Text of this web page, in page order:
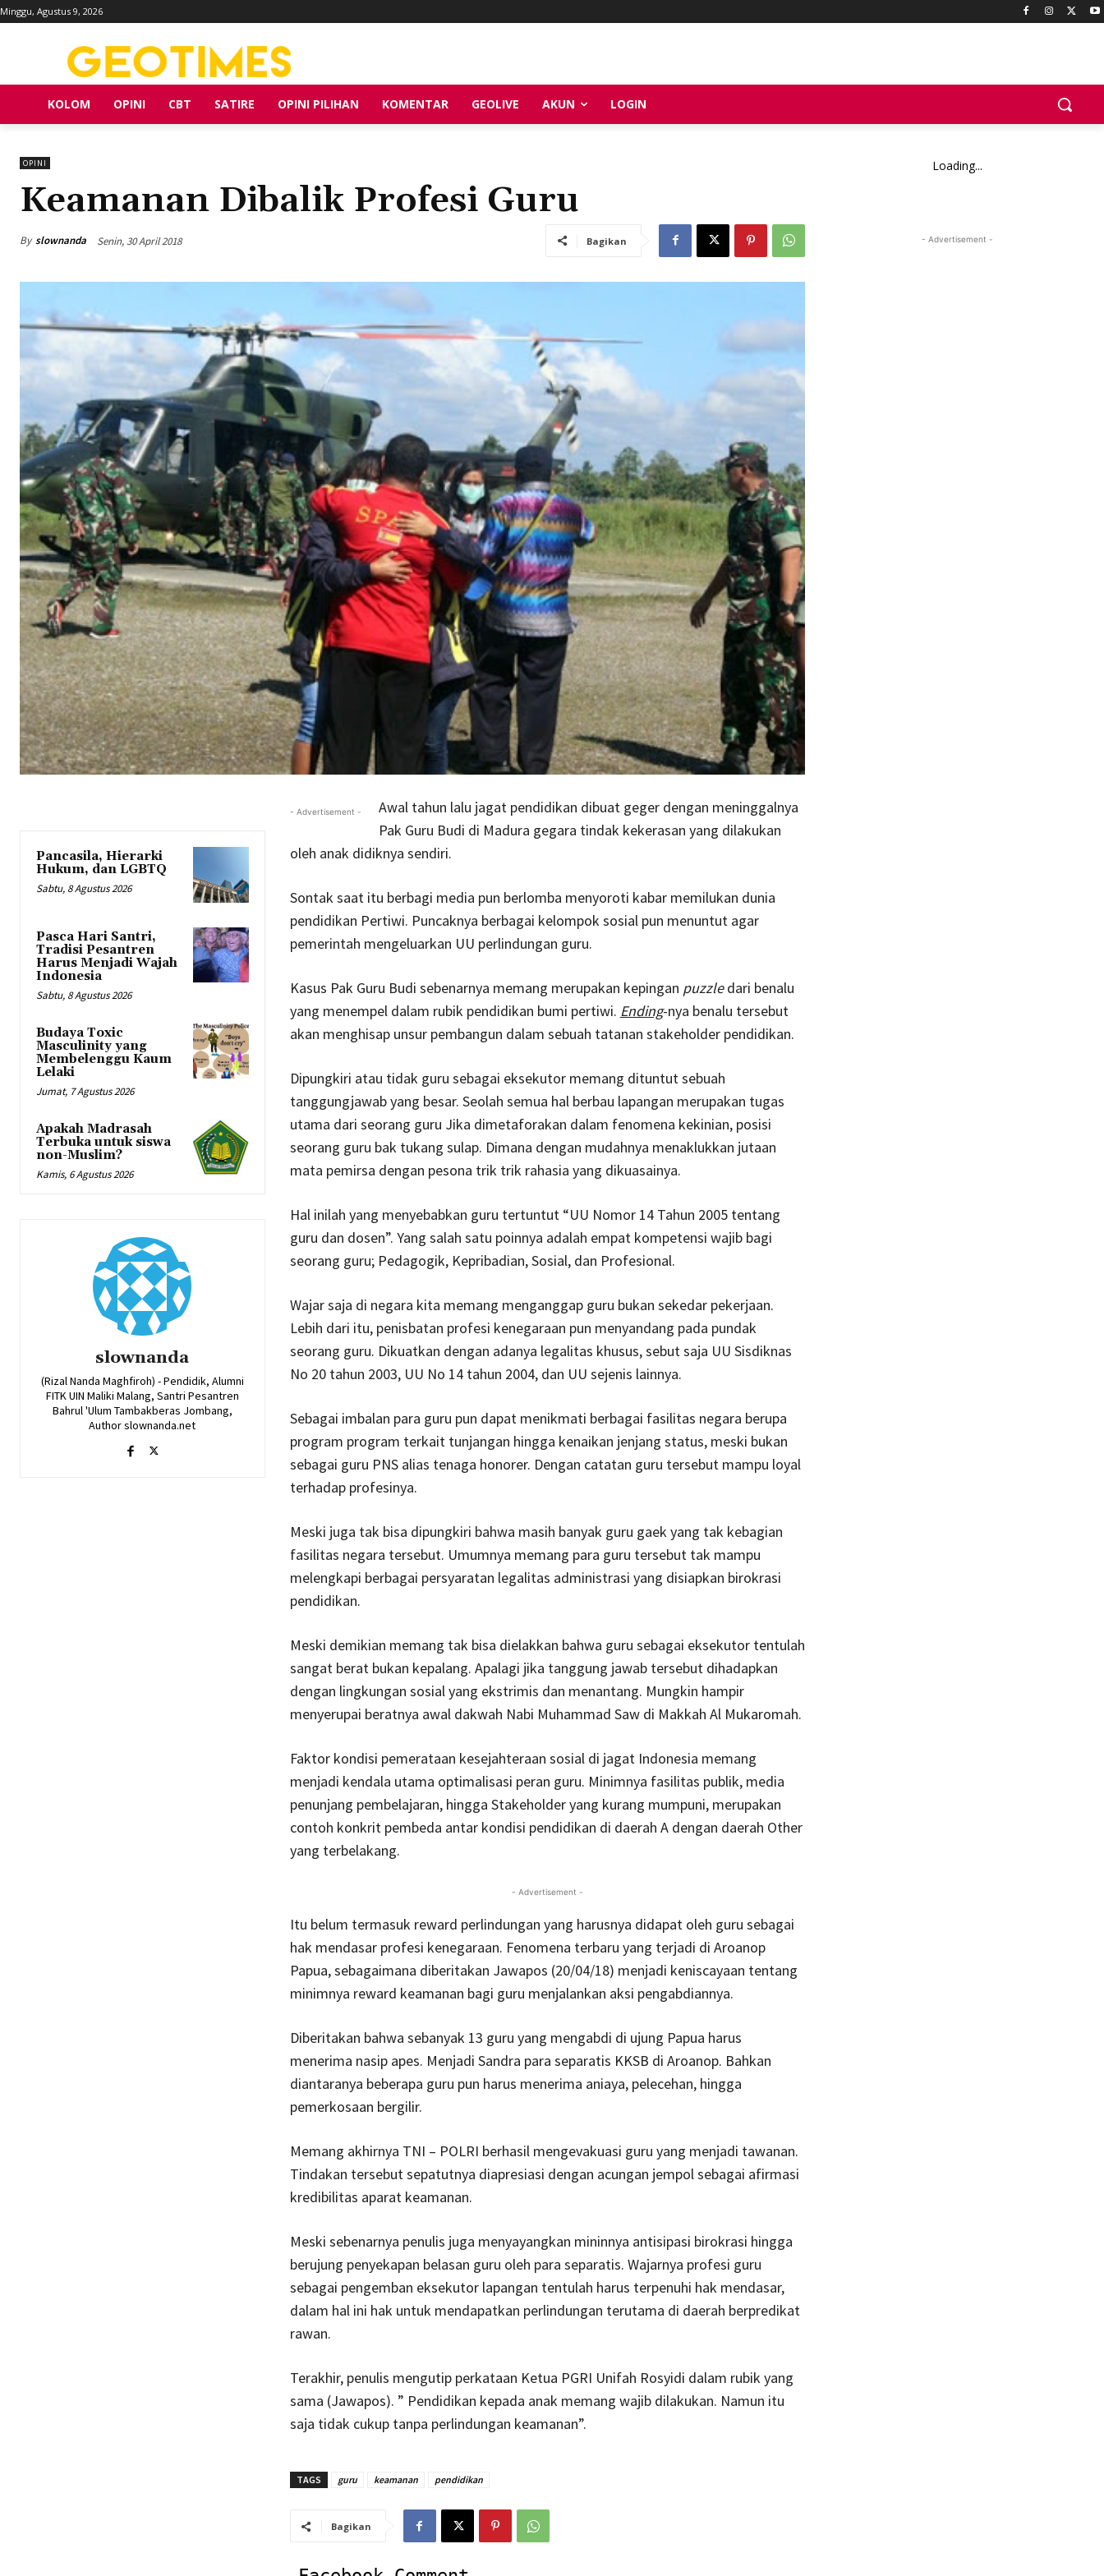
Minggu, Agustus 9, 2026
KOLOM OPINI CBT SATIRE OPINI PILIHAN KOMENTAR GEOLIVE AKUN LOGIN
OPINI
Keamanan Dibalik Profesi Guru
By slownanda Senin, 30 April 2018 Bagikan
Pancasila, Hierarki
Hukum, dan LGBTQ
Sabtu, 8 Agustus 2026
Pasca Hari Santri,
Tradisi Pesantren
Harus Menjadi Wajah
Indonesia
Sabtu, 8 Agustus 2026
Budaya Toxic
Masculinity yang
Membelenggu Kaum
Lelaki
Jumat, 7 Agustus 2026
Apakah Madrasah
Terbuka untuk siswa
non-Muslim?
Kamis, 6 Agustus 2026
slownanda
(Rizal Nanda Maghfiroh) - Pendidik, Alumni
FITK UIN Maliki Malang, Santri Pesantren
Bahrul 'Ulum Tambakberas Jombang,
Author slownanda.net
- Advertisement -
Awal tahun lalu jagat pendidikan dibuat geger dengan meninggalnya
Pak Guru Budi di Madura gegara tindak kekerasan yang dilakukan
oleh anak didiknya sendiri.
Sontak saat itu berbagi media pun berlomba menyoroti kabar memilukan dunia
pendidikan Pertiwi. Puncaknya berbagai kelompok sosial pun menuntut agar
pemerintah mengeluarkan UU perlindungan guru.
Kasus Pak Guru Budi sebenarnya memang merupakan kepingan puzzledari benalu
yang menempel dalam rubik pendidikan bumi pertiwi. Ending-nya benalu tersebut
akan menghisap unsur pembangun dalam sebuah tatanan stakeholder pendidikan.
Dipungkiri atau tidak guru sebagai eksekutor memang dituntut sebuah
tanggungjawab yang besar. Seolah semua hal berbau lapangan merupakan tugas
utama dari seorang guru Jika dimetaforakan dalam fenomena kekinian, posisi
seorang guru bak tukang sulap. Dimana dengan mudahnya menaklukkan jutaan
mata pemirsa dengan pesona trik trik rahasia yang dikuasainya.
Hal inilah yang menyebabkan guru tertuntut “UU Nomor 14 Tahun 2005 tentang
guru dan dosen”. Yang salah satu poinnya adalah empat kompetensi wajib bagi
seorang guru; Pedagogik, Kepribadian, Sosial, dan Profesional.
Wajar saja di negara kita memang menganggap guru bukan sekedar pekerjaan.
Lebih dari itu, penisbatan profesi kenegaraan pun menyandang pada pundak
seorang guru. Dikuatkan dengan adanya legalitas khusus, sebut saja UU Sisdiknas
No 20 tahun 2003, UU No 14 tahun 2004, dan UU sejenis lainnya.
Sebagai imbalan para guru pun dapat menikmati berbagai fasilitas negara berupa
program program terkait tunjangan hingga kenaikan jenjang status, meski bukan
sebagai guru PNS alias tenaga honorer. Dengan catatan guru tersebut mampu loyal
terhadap profesinya.
Meski juga tak bisa dipungkiri bahwa masih banyak guru gaek yang tak kebagian
fasilitas negara tersebut. Umumnya memang para guru tersebut tak mampu
melengkapi berbagai persyaratan legalitas administrasi yang disiapkan birokrasi
pendidikan.
Meski demikian memang tak bisa dielakkan bahwa guru sebagai eksekutor tentulah
sangat berat bukan kepalang. Apalagi jika tanggung jawab tersebut dihadapkan
dengan lingkungan sosial yang ekstrimis dan menantang. Mungkin hampir
menyerupai beratnya awal dakwah Nabi Muhammad Saw di Makkah Al Mukaromah.
Faktor kondisi pemerataan kesejahteraan sosial di jagat Indonesia memang
menjadi kendala utama optimalisasi peran guru. Minimnya fasilitas publik, media
penunjang pembelajaran, hingga Stakeholder yang kurang mumpuni, merupakan
contoh konkrit pembeda antar kondisi pendidikan di daerah A dengan daerah Other
yang terbelakang.
- Advertisement -
Itu belum termasuk reward perlindungan yang harusnya didapat oleh guru sebagai
hak mendasar profesi kenegaraan. Fenomena terbaru yang terjadi di Aroanop
Papua, sebagaimana diberitakan Jawapos (20/04/18) menjadi keniscayaan tentang
minimnya reward keamanan bagi guru menjalankan aksi pengabdiannya.
Diberitakan bahwa sebanyak 13 guru yang mengabdi di ujung Papua harus
menerima nasip apes. Menjadi Sandra para separatis KKSB di Aroanop. Bahkan
diantaranya beberapa guru pun harus menerima aniaya, pelecehan, hingga
pemerkosaan bergilir.
Memang akhirnya TNI – POLRI berhasil mengevakuasi guru yang menjadi tawanan.
Tindakan tersebut sepatutnya diapresiasi dengan acungan jempol sebagai afirmasi
kredibilitas aparat keamanan.
Meski sebenarnya penulis juga menyayangkan mininnya antisipasi birokrasi hingga
berujung penyekapan belasan guru oleh para separatis. Wajarnya profesi guru
sebagai pengemban eksekutor lapangan tentulah harus terpenuhi hak mendasar,
dalam hal ini hak untuk mendapatkan perlindungan terutama di daerah berpredikat
rawan.
Terakhir, penulis mengutip perkataan Ketua PGRI Unifah Rosyidi dalam rubik yang
sama (Jawapos). ” Pendidikan kepada anak memang wajib dilakukan. Namun itu
saja tidak cukup tanpa perlindungan keamanan”.
TAGS guru keamanan pendidikan
Bagikan
Loading...
- Advertisement -